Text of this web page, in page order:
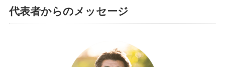
代表者からのメッセージ